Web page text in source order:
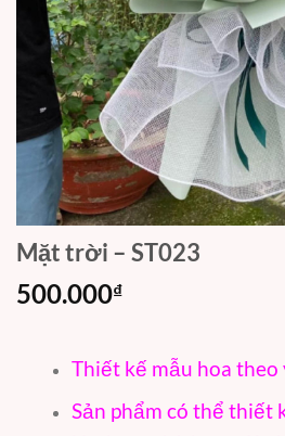
Mặt trời – ST023
500.000₫
Thiết kế mẫu hoa theo
Sản phẩm có thể thiết